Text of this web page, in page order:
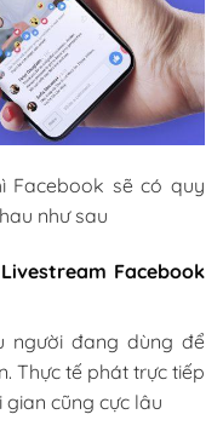
Facebook sẽ có quy
như sau
Facebook
người đang dùng để
Thực tế phát trực tiếp
cũng cực lâu